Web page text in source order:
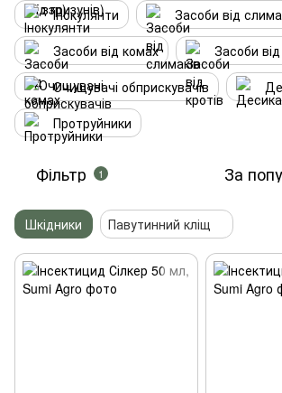
Інокулянти
Засоби від
Засоби від комах
Засоби від
Очищувачі обприскувачів
Протруйники
Фільтр 1 За
Шкідники Павутинний кліщ